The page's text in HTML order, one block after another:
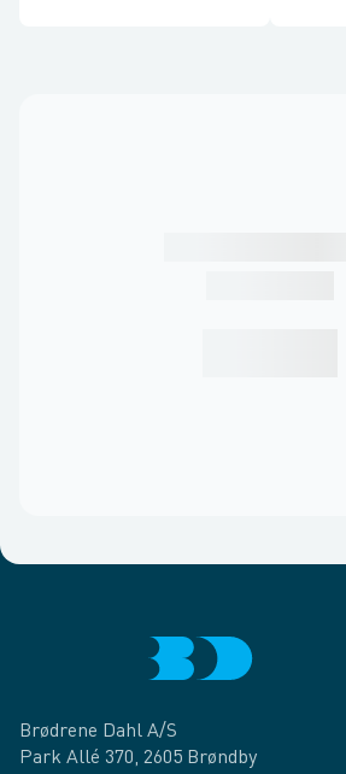
Brødrene Dahl A/S
Park Allé 370, 2605 Brøndby